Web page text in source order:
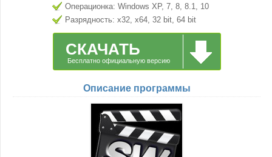
Операционка: Windows XP, 7, 8, 8.1, 10
Разрядность: x32, x64, 32 bit, 64 bit
СКАЧАТЬ
Бесплатно официальную версию
Описание программы